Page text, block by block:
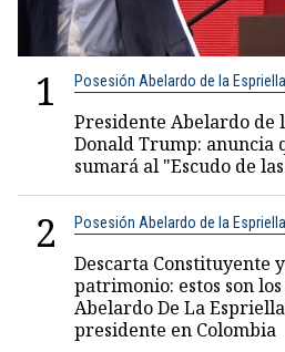
1 Posesión Abelardo de la Espriella
Presidente Abelardo de
Donald Trump: anuncia
sumará al "Escudo de
2 Posesión Abelardo de la Espriella
Descarta Constituyente
patrimonio: estos son
Abelardo De La
presidente en Colombia